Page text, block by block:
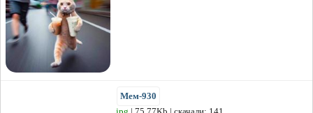
Мем-930